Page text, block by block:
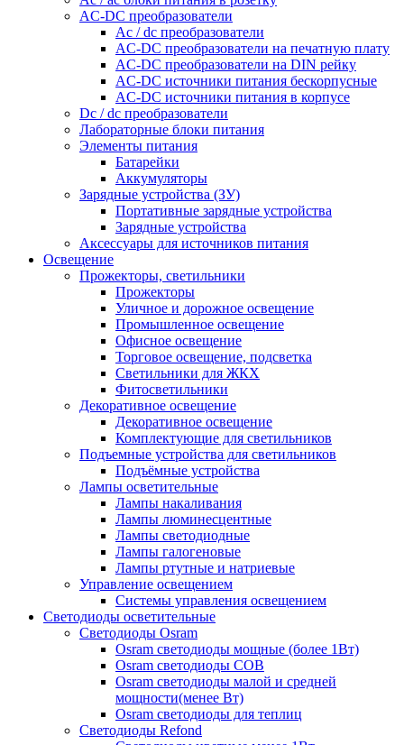
AC-DC преобразователи
Ac / dc преобразователи
AC-DC преобразователи на печатную плату
AC-DC преобразователи на DIN рейку
AC-DC источники питания бескорпусные
AC-DC источники питания в корпусе
Dc / dc преобразователи
Лабораторные блоки питания
Элементы питания
Батарейки
Аккумуляторы
Зарядные устройства (ЗУ)
Портативные зарядные устройства
Зарядные устройства
Аксессуары для источников питания
Освещение
Прожекторы, светильники
Прожекторы
Уличное и дорожное освещение
Промышленное освещение
Офисное освещение
Торговое освещение, подсветка
Светильники для ЖКХ
Фитосветильники
Декоративное освещение
Декоративное освещение
Комплектующие для светильников
Подъемные устройства для светильников
Подъёмные устройства
Лампы осветительные
Лампы накаливания
Лампы люминесцентные
Лампы светодиодные
Лампы галогеновые
Лампы ртутные и натриевые
Управление освещением
Системы управления освещением
Светодиоды осветительные
Светодиоды Osram
Osram светодиоды мощные (более 1Вт)
Osram светодиоды COB
Osram светодиоды малой и средней
мощности(менее Вт)
Osram светодиоды для теплиц
Светодиоды Refond